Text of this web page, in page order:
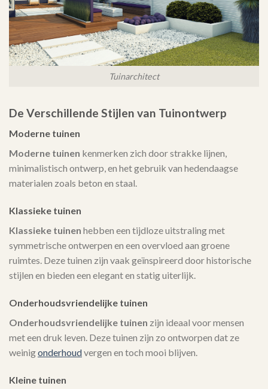
Tuinarchitect
De Verschillende Stijlen van Tuinontwerp
Moderne tuinen
Moderne tuinen kenmerken zich door strakke lijnen,
minimalistisch ontwerp, en het gebruik van hedendaagse
materialen zoals beton en staal.
Klassieke tuinen
Klassieke tuinen hebben een tijdloze uitstraling met
symmetrische ontwerpen en een overvloed aan groene
ruimtes. Deze tuinen zijn vaak geïnspireerd door historische
stijlen en bieden een elegant en statig uiterlijk.
Onderhoudsvriendelijke tuinen
Onderhoudsvriendelijke tuinen zijn ideaal voor mensen
met een druk leven. Deze tuinen zijn zo ontworpen dat ze
weinigonderhoudvergen en toch mooi blijven.
Kleine tuinen